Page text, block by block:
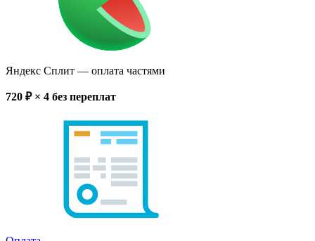
Яндекс Сплит — оплата частями
720 ₽ × 4 без переплат